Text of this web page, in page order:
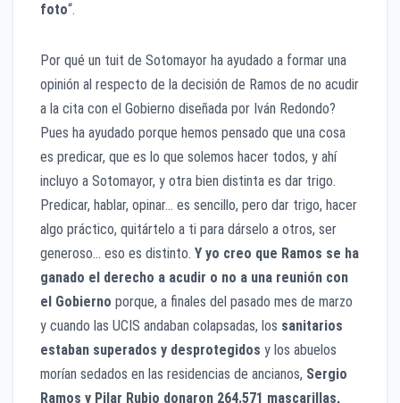
foto“.
Por qué un tuit de Sotomayor ha ayudado a formar una
opinión al respecto de la decisión de Ramos de no acudir
a la cita con el Gobierno diseñada por Iván Redondo?
Pues ha ayudado porque hemos pensado que una cosa
es predicar, que es lo que solemos hacer todos, y ahí
incluyo a Sotomayor, y otra bien distinta es dar trigo.
Predicar, hablar, opinar… es sencillo, pero dar trigo, hacer
algo práctico, quitártelo a ti para dárselo a otros, ser
generoso… eso es distinto. Y yo creo que Ramos se ha
ganado el derecho a acudir o no a una reunión con
el Gobierno porque, a finales del pasado mes de marzo
y cuando las UCIS andaban colapsadas, los sanitarios
estaban superados y desprotegidos y los abuelos
morían sedados en las residencias de ancianos, Sergio
Ramos y Pilar Rubio donaron 264.571 mascarillas,